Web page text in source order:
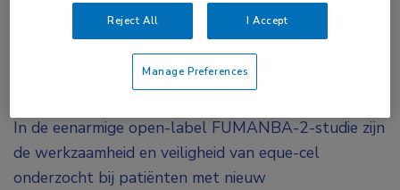
in China goedgekeurd voor de behandeling van
patiënten met gerecidiveerd/refractair multipel
myeloom (RRMM) die minstens 3 eerdere
therapielijnen hebben ondergaan.
In de eenarmige open-label FUMANBA-2-studie zijn
de werkzaamheid en veiligheid van eque-cel
onderzocht bij patiënten met nieuw
Reject All I Accept
Manage Preferences